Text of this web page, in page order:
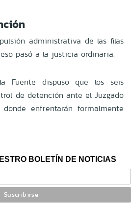
administrativa de las filas
pasó a la justicia ordinaria.
Fuente dispuso que los seis
de detención ante el Juzgado
enfrentarán formalmente
BOLETÍN DE NOTICIAS